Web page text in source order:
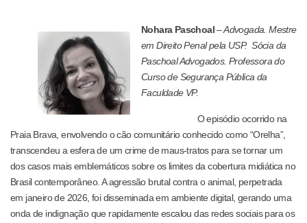
Nohara Paschoal–Advogada. Mestre
em Direito Penal pela USP. Sócia da
Paschoal Advogados. Professora do
Curso de Segurança Pública da
Faculdade VP.
O episódio ocorrido na
Praia Brava, envolvendo o cão comunitário conhecido como “Orelha”,
transcendeu a esfera de um crime de maus-tratos para se tornar um
dos casos mais emblemáticos sobre os limites da cobertura midiática no
Brasil contemporâneo. A agressão brutal contra o animal, perpetrada
em janeiro de 2026, foi disseminada em ambiente digital, gerando uma
onda de indignação que rapidamente escalou das redes sociais para os